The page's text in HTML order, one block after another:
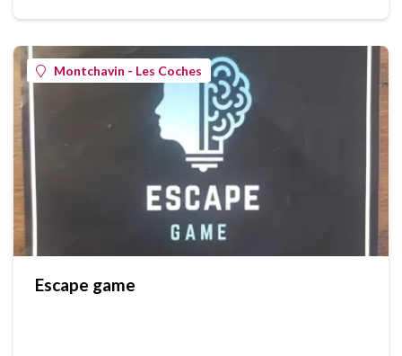
Montchavin - Les Coches
Escape game